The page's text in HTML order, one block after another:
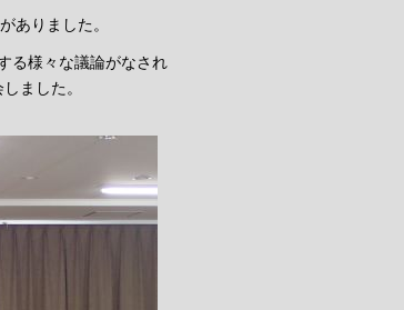
加がありました。
る様々な議論がなされ
ました。